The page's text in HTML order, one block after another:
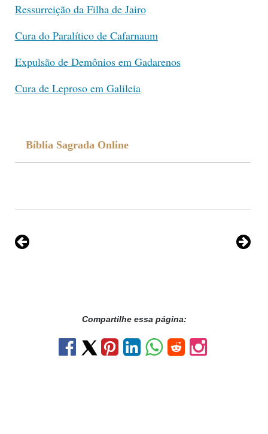
Ressurreição da Filha de Jairo
Cura do Paralítico de Cafarnaum
Expulsão de Demônios em Gadarenos
Cura de Leproso em Galileia
Bíblia Sagrada Online
Compartilhe essa página: